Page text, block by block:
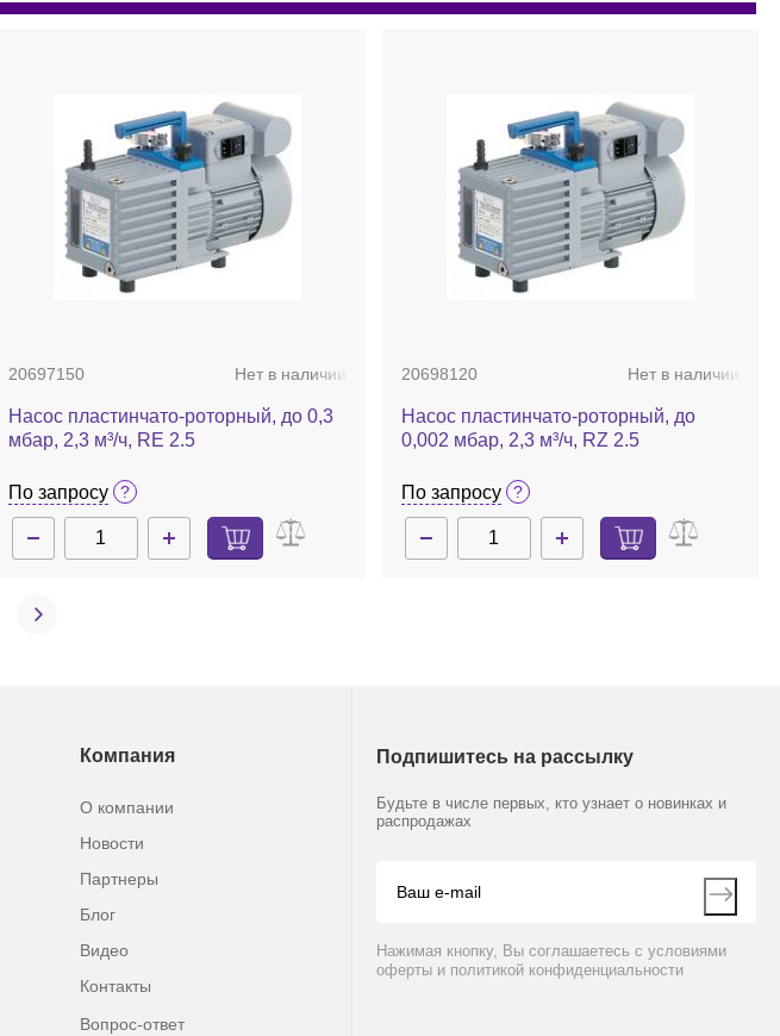
20697150 Нет в наличии
Насос пластинчато-роторный, до 0,3
мбар, 2,3 м³/ч, RE 2.5
По запросу
20698120 Нет в наличии
Насос пластинчато-роторный, до
0,002 мбар, 2,3 м³/ч, RZ 2.5
По запросу
Компания
О компании
Новости
Партнеры
Блог
Видео
Контакты
Вопрос-ответ
Подпишитесь на рассылку
Будьте в числе первых, кто узнает о новинках и
распродажах
Нажимая кнопку, Вы соглашаетесь с условиями
оферты и политикой конфиденциальности